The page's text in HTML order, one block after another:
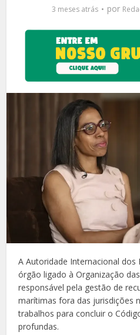
3 meses atrás por
A Autoridade Internacional dos
órgão ligado à Organização
responsável pela gestão de
marítimas fora das jurisdições
trabalhos para concluir o
profundas.